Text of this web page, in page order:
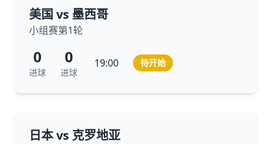
美国 vs 墨西哥
小组赛第1轮
0
进球
0
进球
19:00 待开始
日本 vs 克罗地亚